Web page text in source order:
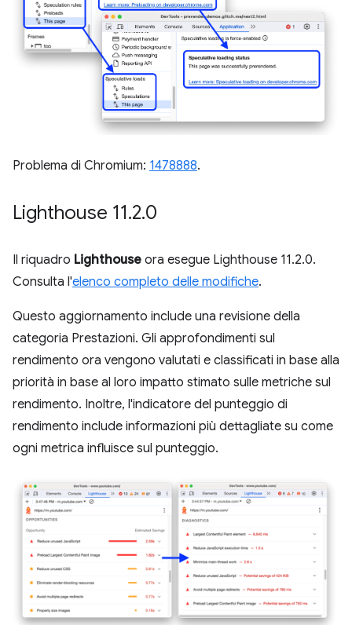
Problema di Chromium: 1478888.
Lighthouse 11.2.0
Il riquadro Lighthouse ora esegue Lighthouse 11.2.0.
Consulta l'elenco completo delle modifiche.
Questo aggiornamento include una revisione della
categoria Prestazioni. Gli approfondimenti sul
rendimento ora vengono valutati e classificati in base alla
priorità in base al loro impatto stimato sulle metriche sul
rendimento. Inoltre, l'indicatore del punteggio di
rendimento include informazioni più dettagliate su come
ogni metrica influisce sul punteggio.